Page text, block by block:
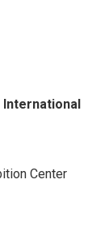
Center